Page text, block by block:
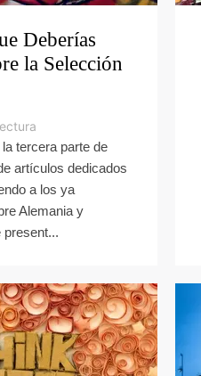
Deberías
la Selección
tercera parte de
artículos dedicados
a los ya
Alemania y
present...